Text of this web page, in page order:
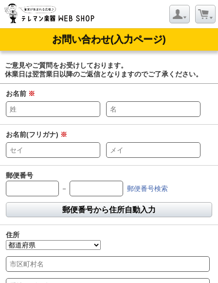
お問い合わせ(入力ページ)
ご意見やご質問をお受けしております。
休業日は翌営業日以降のご返信となりますのでご了承ください。
お名前 ※
お名前(フリガナ) ※
郵便番号
－
郵便番号検索
郵便番号から住所自動入力
住所